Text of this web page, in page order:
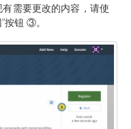
需要更改的内容，请使
按钮 ③。